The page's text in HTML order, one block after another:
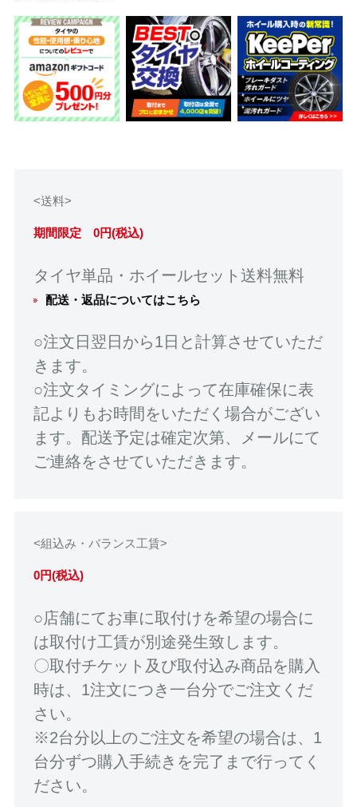
<送料>
期間限定 0円(税込)
タイヤ単品・ホイールセット送料無料
配送・返品についてはこちら
○注文日翌日から1日と計算させていただ
きます。
○注文タイミングによって在庫確保に表
記よりもお時間をいただく場合がござい
ます。配送予定は確定次第、メールにて
ご連絡をさせていただきます。
<組込み・バランス工賃>
0円(税込)
○店舗にてお車に取付けを希望の場合に
は取付け工賃が別途発生致します。
〇取付チケット及び取付込み商品を購入
時は、1注文につき一台分でご注文くだ
さい。
※2台分以上のご注文を希望の場合は、1
台分ずつ購入手続きを完了まで行ってく
ださい。